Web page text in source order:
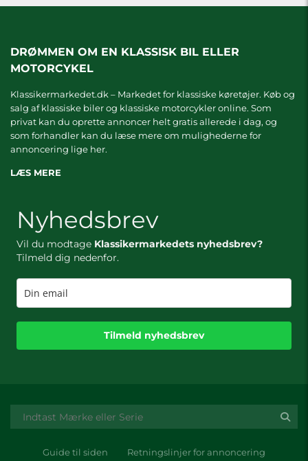
DRØMMEN OM EN KLASSISK BIL ELLER
MOTORCYKEL
Klassikermarkedet.dk – Markedet for klassiske køretøjer. Køb og
salg af klassiske biler og klassiske motorcykler online. Som
privat kan du oprette annoncer helt gratis allerede i dag, og
som forhandler kan du læse mere om mulighederne for
annoncering lige her.
LÆS MERE
Nyhedsbrev
Vil du modtage Klassikermarkedets nyhedsbrev?
Tilmeld dig nedenfor.
Tilmeld nyhedsbrev
Guide til siden Retningslinjer for annoncering